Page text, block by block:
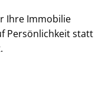
Ihre Immobilie
Persönlichkeit statt